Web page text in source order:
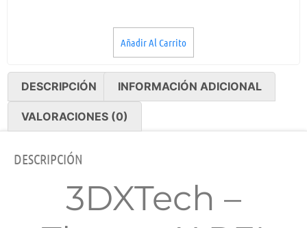
Añadir Al Carrito
DESCRIPCIÓN INFORMACIÓN ADICIONAL
VALORACIONES (0)
DESCRIPCIÓN
3DXTech –